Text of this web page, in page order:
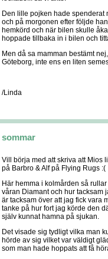
Den lille pojken hade spenderat
och på morgonen efter följde
hemkörd och när bilen skulle
hoppade tillbaka in i bilen och
Men då sa mamman bestämt
Göteborg, inte ens en liten
/Linda
sommar
Vill börja med att skriva att Mios
på Barbro & Alf på Flying Rugs :(
Här hemma i kolmården så
våran Diamant och hur tacksam
är tacksam över att jag fick vara
tanke på hur fort jag körde den
själv kunnat hamna på sjukan.
Det visade sig tydligt vilka man
hörde av sig vilket var väldigt
som man hade hoppats att få